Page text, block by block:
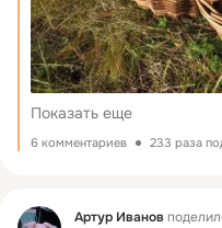
Показать еще
6 комментариев 233 раза
Фид Артур Иванов